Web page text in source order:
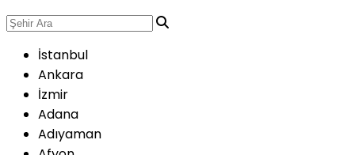
İstanbul
Ankara
İzmir
Adana
Adıyaman